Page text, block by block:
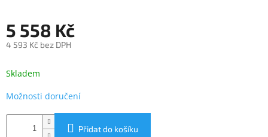
Rozšíření
záruk
a
pojištění
Splátky
Gaming
5 558 Kč
4 593 Kč bez DPH
cena:
Skladem
Možnosti doručení
Přidat do košíku